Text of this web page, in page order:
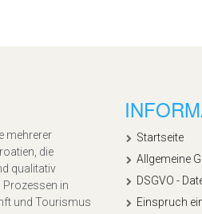
mehrerer
die
qualitativ
Prozessen in
und Tourismus
Startseite
Allgemeine
DSGVO -
Einspruch